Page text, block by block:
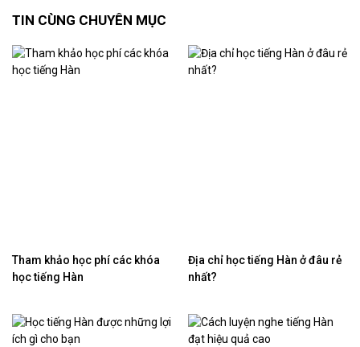
TIN CÙNG CHUYÊN MỤC
Tham khảo học phí các khóa
học tiếng Hàn
Địa chỉ học tiếng Hàn ở đâu rẻ
nhất?